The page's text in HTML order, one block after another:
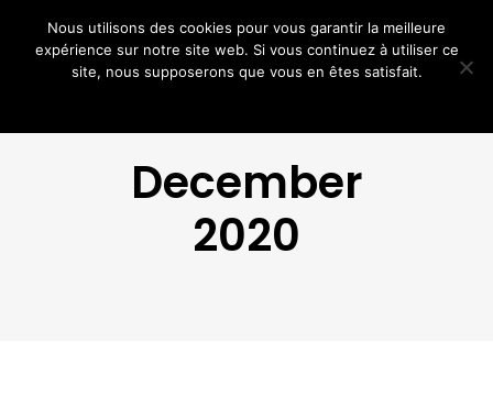
December
2020
Nous utilisons des cookies pour vous garantir la meilleure
expérience sur notre site web. Si vous continuez à utiliser ce
site, nous supposerons que vous en êtes satisfait.